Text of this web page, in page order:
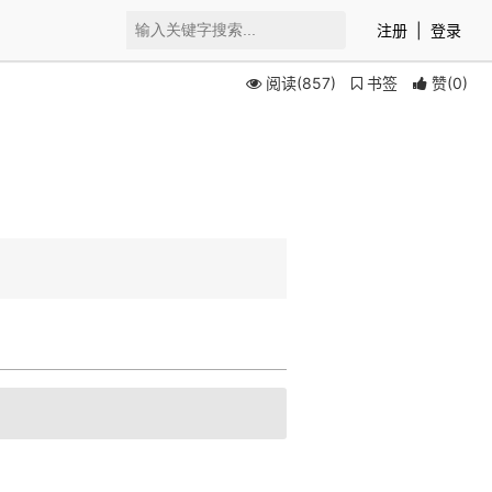
注册 登录
阅读(857) 书签 赞(0)